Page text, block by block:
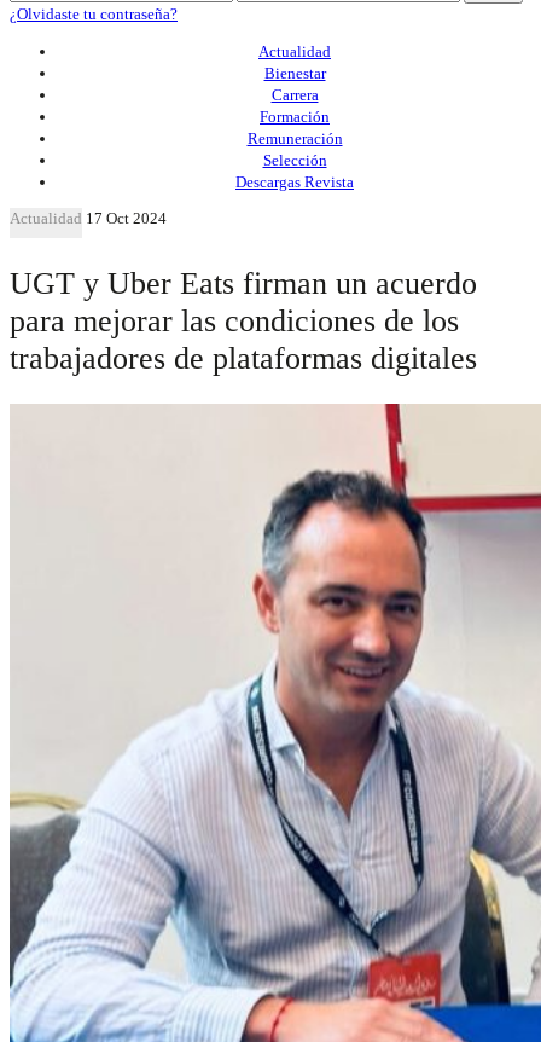
¿Olvidaste tu contraseña?
Actualidad
Bienestar
Carrera
Formación
Remuneración
Selección
Descargas Revista
Actualidad 17 Oct 2024
UGT y Uber Eats firman un acuerdo
para mejorar las condiciones de los
trabajadores de plataformas digitales